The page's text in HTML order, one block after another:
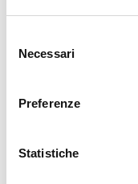
delNecessari
Preferenze
Statistiche
102 marchi